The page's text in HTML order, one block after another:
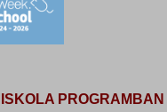
PROGRAMBAN